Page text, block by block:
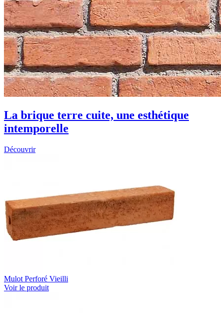
La brique terre cuite, une esthétique
intemporelle
Découvrir
Mulot Perforé Vieilli
Voir le produit